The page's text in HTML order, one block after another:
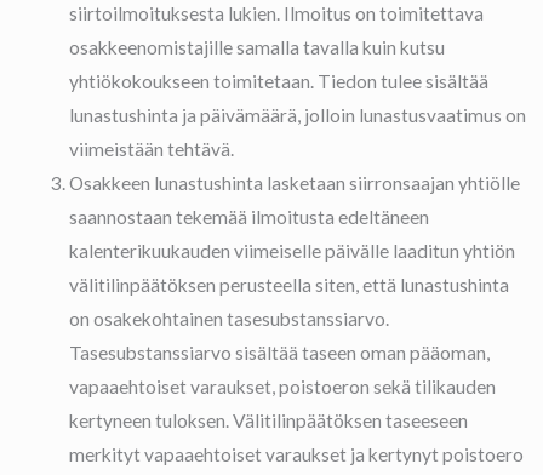
siirtoilmoituksesta lukien. Ilmoitus on toimitettava
osakkeenomistajille samalla tavalla kuin kutsu
yhtiökokoukseen toimitetaan. Tiedon tulee sisältää
lunastushinta ja päivämäärä, jolloin lunastusvaatimus on
viimeistään tehtävä.
Osakkeen lunastushinta lasketaan siirronsaajan yhtiölle
saannostaan tekemää ilmoitusta edeltäneen
kalenterikuukauden viimeiselle päivälle laaditun yhtiön
välitilinpäätöksen perusteella siten, että lunastushinta
on osakekohtainen tasesubstanssiarvo.
Tasesubstanssiarvo sisältää taseen oman pääoman,
vapaaehtoiset varaukset, poistoeron sekä tilikauden
kertyneen tuloksen. Välitilinpäätöksen taseeseen
merkityt vapaaehtoiset varaukset ja kertynyt poistoero